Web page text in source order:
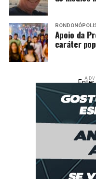
Apoio da
caráter